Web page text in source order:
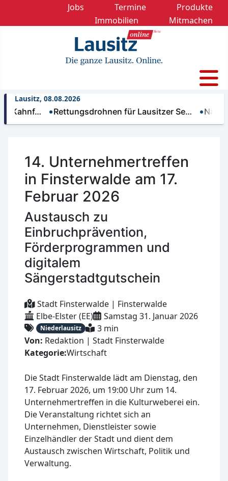
Jobs Termine
Produkte
Immobilien
Mitmachen
Lausitz, 08.08.2026
Rettungsdrohnen für Lausitzer Se… Nächtliche
14. Unternehmertreffen
in Finsterwalde am 17.
Februar 2026
Austausch zu
Einbruchprävention,
Förderprogrammen und
digitalem
Sängerstadtgutschein
Stadt Finsterwalde | Finsterwalde
Elbe-Elster (EE)
Samstag 31. Januar 2026
Niederlausitz
3 min
Von: Redaktion | Stadt Finsterwalde
Kategorie:Wirtschaft
Die Stadt Finsterwalde lädt am Dienstag, den
17. Februar 2026, um 19:00 Uhr zum 14.
Unternehmertreffen in die Kulturweberei ein.
Die Veranstaltung richtet sich an
Unternehmen, Dienstleister sowie
Einzelhändler der Stadt und dient dem
Austausch zwischen Wirtschaft, Politik und
Verwaltung.